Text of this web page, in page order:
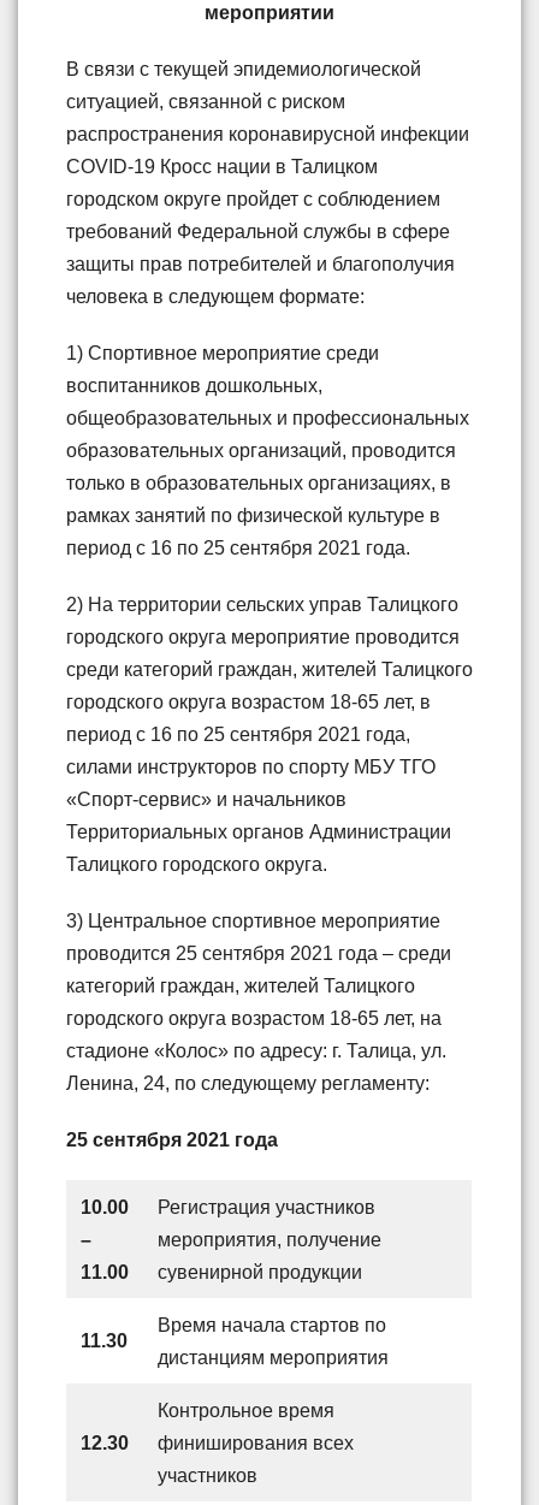
мероприятии
В связи с текущей эпидемиологической
ситуацией, связанной с риском
распространения коронавирусной инфекции
COVID-19 Кросс нации в Талицком
городском округе пройдет с соблюдением
требований Федеральной службы в сфере
защиты прав потребителей и благополучия
человека в следующем формате:
1) Спортивное мероприятие среди
воспитанников дошкольных,
общеобразовательных и профессиональных
образовательных организаций, проводится
только в образовательных организациях, в
рамках занятий по физической культуре в
период с 16 по 25 сентября 2021 года.
2) На территории сельских управ Талицкого
городского округа мероприятие проводится
среди категорий граждан, жителей Талицкого
городского округа возрастом 18-65 лет, в
период с 16 по 25 сентября 2021 года,
силами инструкторов по спорту МБУ ТГО
«Спорт-сервис» и начальников
Территориальных органов Администрации
Талицкого городского округа.
3) Центральное спортивное мероприятие
проводится 25 сентября 2021 года – среди
категорий граждан, жителей Талицкого
городского округа возрастом 18-65 лет, на
стадионе «Колос» по адресу: г. Талица, ул.
Ленина, 24, по следующему регламенту:
25 сентября 2021 года
10.00
–
11.00
Регистрация участников
мероприятия, получение
сувенирной продукции
11.30
Время начала стартов по
дистанциям мероприятия
12.30
Контрольное время
финиширования всех
участников